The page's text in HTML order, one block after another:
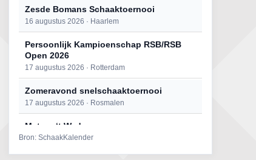
Zesde Bomans Schaaktoernooi
16 augustus 2026 · Haarlem
Persoonlijk Kampioenschap RSB/RSB
Open 2026
17 augustus 2026 · Rotterdam
Zomeravond snelschaaktoernooi
17 augustus 2026 · Rosmalen
Mat op ‘t Wad
22 augustus 2026 · Den Burg, Texel
Bron: SchaakKalender